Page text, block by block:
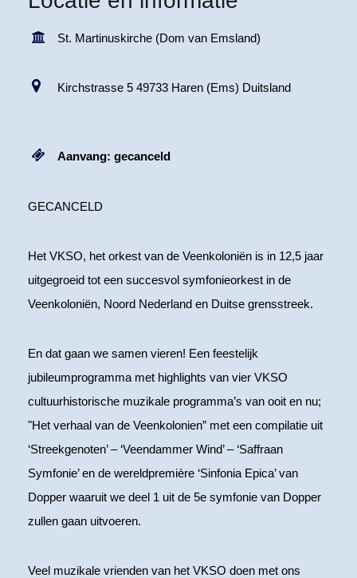
St. Martinuskirche (Dom van Emsland)
Kirchstrasse 5 49733 Haren (Ems) Duitsland
Aanvang: gecanceld
GECANCELD
Het VKSO, het orkest van de Veenkoloniën is in 12,5 jaar
uitgegroeid tot een succesvol symfonieorkest in de
Veenkoloniën, Noord Nederland en Duitse grensstreek.
En dat gaan we samen vieren! Een feestelijk
jubileumprogramma met highlights van vier VKSO
cultuurhistorische muzikale programma’s van ooit en nu;
"Het verhaal van de Veenkolonien” met een compilatie uit
‘Streekgenoten’ – ‘Veendammer Wind’ – ‘Saffraan
Symfonie’ en de wereldpremière ‘Sinfonia Epica’ van
Dopper waaruit we deel 1 uit de 5e symfonie van Dopper
zullen gaan uitvoeren.
Veel muzikale vrienden van het VKSO doen met ons